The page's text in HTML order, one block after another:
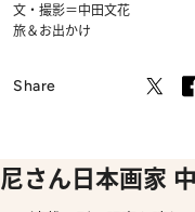
文・撮影＝中田文花
旅＆お出かけ
Share
尼さん日本画家